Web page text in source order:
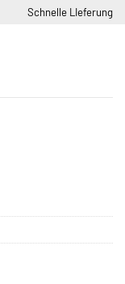
Schnelle LIeferung